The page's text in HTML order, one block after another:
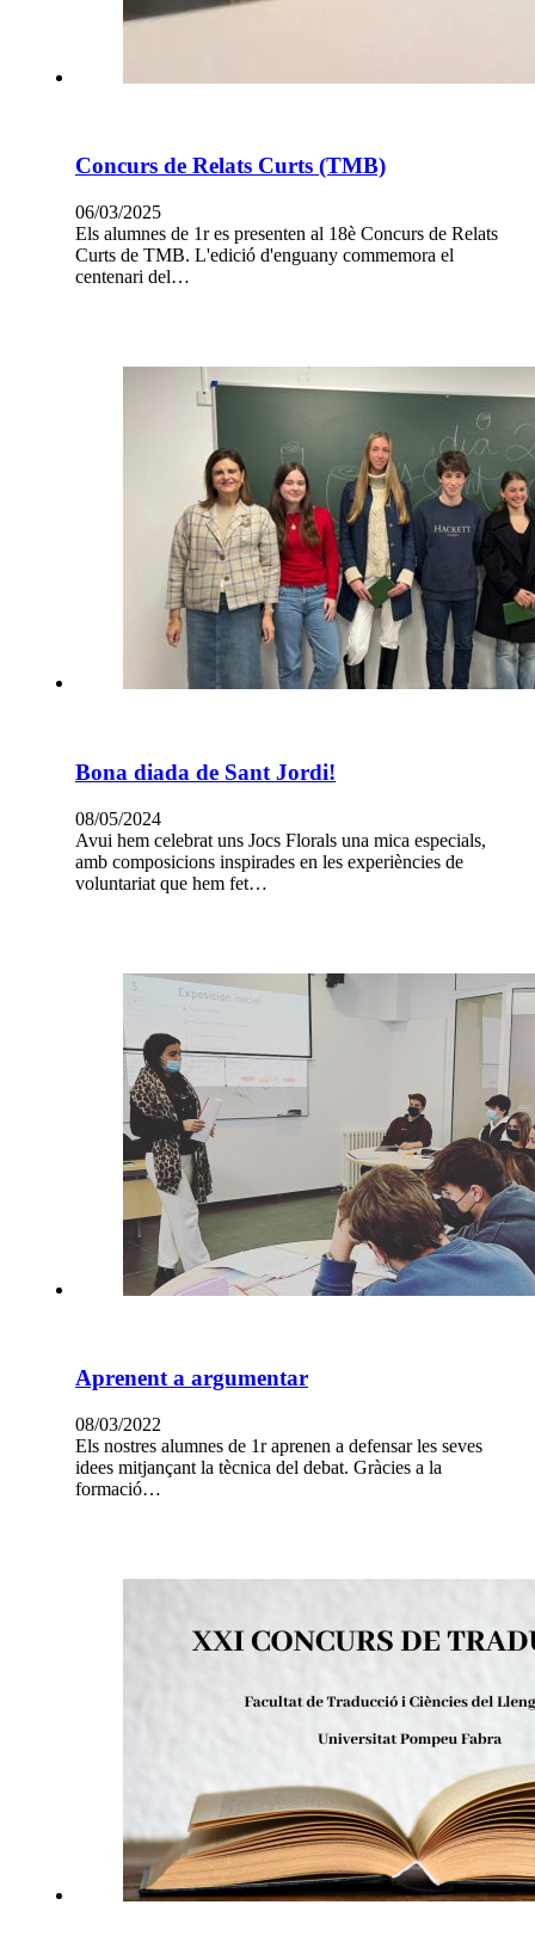
Concurs de Relats Curts (TMB)
06/03/2025
Els alumnes de 1r es presenten al 18è Concurs de Relats
Curts de TMB. L'edició d'enguany commemora el
centenari del…
Bona diada de Sant Jordi!
08/05/2024
Avui hem celebrat uns Jocs Florals una mica especials,
amb composicions inspirades en les experiències de
voluntariat que hem fet…
Aprenent a argumentar
08/03/2022
Els nostres alumnes de 1r aprenen a defensar les seves
idees mitjançant la tècnica del debat. Gràcies a la
formació…